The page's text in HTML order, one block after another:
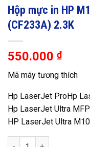
Hộp mực in HP
(CF233A) 2.3K
550.000 ₫
Mã máy tương thích
Hp LaserJet ProHp
Hp LaserJet Ultra
HP LaserJet Ultra
Hộp mực in HP